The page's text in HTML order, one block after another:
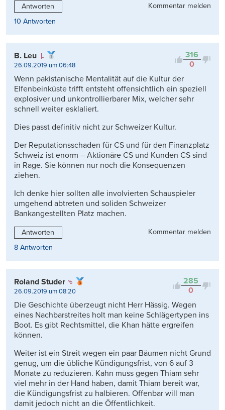
Antworten
Kommentar melden
10 Antworten
316
0
B. Leu
26.09.2019 um 06:48
Wenn pakistanische Mentalität auf die Kultur der
Elfenbeinküste trifft entsteht offensichtlich ein speziell
explosiver und unkontrollierbarer Mix, welcher sehr
schnell weiter esklaliert.
Dies passt definitiv nicht zur Schweizer Kultur.
Der Reputationsschaden für CS und für den Finanzplatz
Schweiz ist enorm – Aktionäre CS und Kunden CS sind
in Rage. Sie können nur noch die Konsequenzen
ziehen.
Ich denke hier sollten alle involvierten Schauspieler
umgehend abtreten und soliden Schweizer
Bankangestellten Platz machen.
Antworten
Kommentar melden
8 Antworten
285
0
Roland Studer
26.09.2019 um 08:20
Die Geschichte überzeugt nicht Herr Hässig. Wegen
eines Nachbarstreites holt man keine Schlägertypen ins
Boot. Es gibt Rechtsmittel, die Khan hätte ergreifen
können.
Weiter ist ein Streit wegen ein paar Bäumen nicht Grund
genug, um die übliche Kündigungsfrist, von 6 auf 3
Monate zu reduzieren. Kahn muss gegen Thiam sehr
viel mehr in der Hand haben, damit Thiam bereit war,
die Kündigungsfrist zu halbieren. Offenbar will man
damit jedoch nicht an die Öffentlichkeit.